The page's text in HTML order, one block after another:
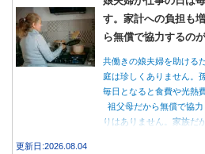
す。家計への負担も
ら無償で協力するの
共働きの娘夫婦を助ける
庭は珍しくありません。
毎日となると食費や光熱
祖父母だから無償で協
りはありません。家族だ
更新日:2026.08.04